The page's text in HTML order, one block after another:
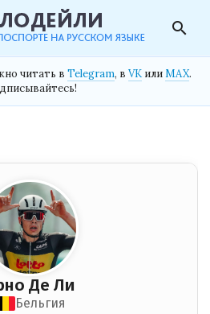
search
читать в Telegram, в VK илиMAX.
Де Ли
Бельгия